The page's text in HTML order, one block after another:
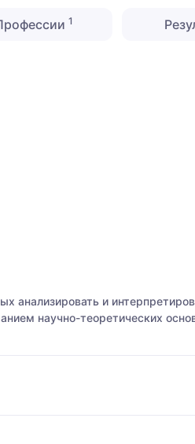
1
анализировать и
научно-теоретических